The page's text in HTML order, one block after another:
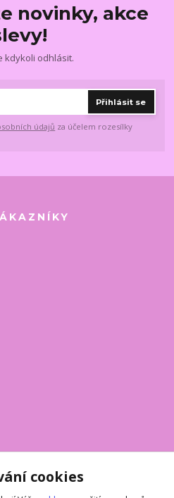
novinky, akce
kdykoli odhlásit.
Přihlásit se
údajů za účelem rozesílky
cookies